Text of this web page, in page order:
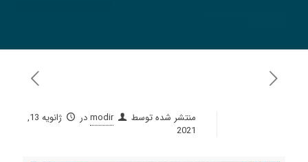
منتشر شده توسط modirدر
ژانویه 13,
2021